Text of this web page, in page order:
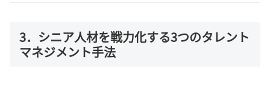
3．シニア人材を戦力化する3つのタレント
マネジメント手法